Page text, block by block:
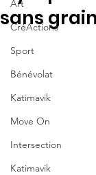
Art
CréActions
Sport
Bénévolat
Katimavik
Move On
Intersection
Katimavik
sans